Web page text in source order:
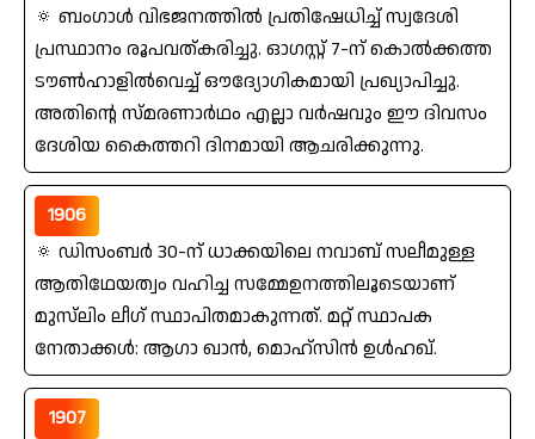
🔅 ബംഗാൾ വിഭജനത്തില്‍ പ്രതിഷേധിച്ച്‌ സ്വദേശി
പ്രസ്ഥാനം രൂപവത്കരിച്ചു. ഓഗസ്റ്റ്‌ 7-ന്‌ കൊല്‍ക്കത്ത
ടൗണ്‍ഹാളില്‍വെച്ച്‌ ഔദ്യോഗികമായി പ്രഖ്യാപിച്ചു.
അതിന്റെ സ്മരണാര്‍ഥം എല്ലാ വര്‍ഷവും ഈ ദിവസം
ദേശിയ കൈത്തറി ദിനമായി ആചരിക്കുന്നു.
1906
🔅 ഡിസംബര്‍ 30-ന്‌ ധാക്കയിലെ നവാബ്‌ സലീമുള്ള
ആതിഥേയത്വം വഹിച്ച സമ്മേഉനത്തിലൂടെയാണ്‌
മുസ്‌ലിം ലീഗ്‌ സ്ഥാപിതമാകുന്നത്‌. മറ്റ്‌ സ്ഥാപക
നേതാക്കൾ: ആഗാ ഖാന്‍, മൊഹ്‌സിന്‍ ഉൾഹഖ്‌.
1907